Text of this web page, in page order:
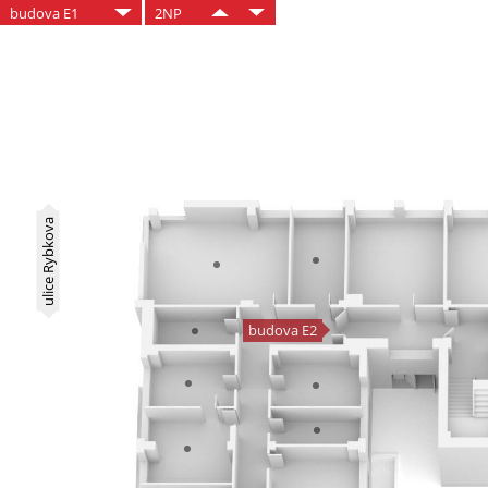
budova E1 2NP
budova E2
ulice Rybkova